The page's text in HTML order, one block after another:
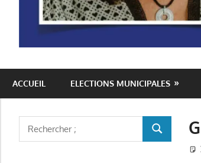
Auriol
Ensemble
ACCUEIL ELECTIONS MUNICIPALES
RECHERCHER